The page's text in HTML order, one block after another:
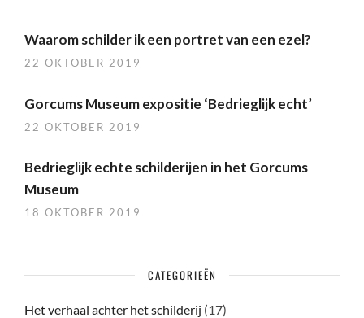
Waarom schilder ik een portret van een ezel?
22 OKTOBER 2019
Gorcums Museum expositie ‘Bedrieglijk echt’
22 OKTOBER 2019
Bedrieglijk echte schilderijen in het Gorcums
Museum
18 OKTOBER 2019
CATEGORIEËN
Het verhaal achter het schilderij (17)